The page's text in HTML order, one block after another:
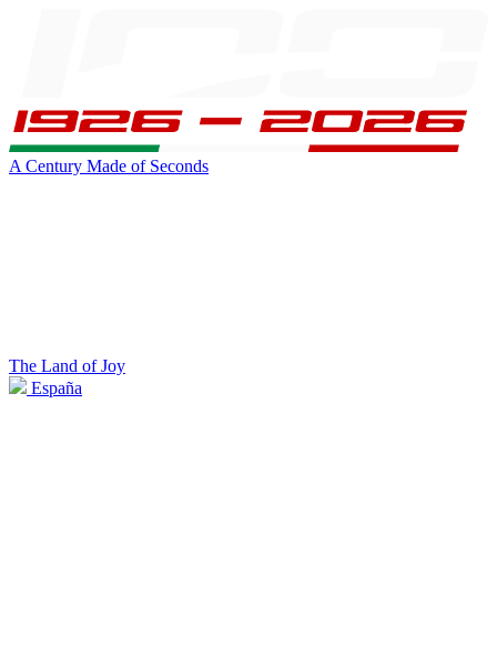
A Century Made of Seconds
The Land of Joy
España